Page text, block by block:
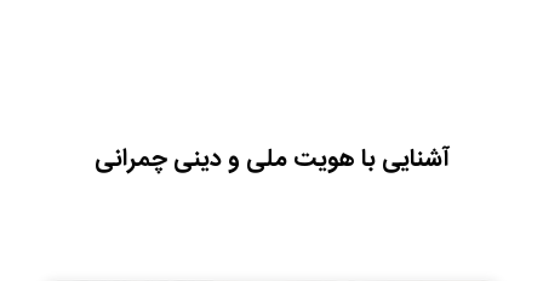
آشنایی با هویت ملی و دینی چمرانی